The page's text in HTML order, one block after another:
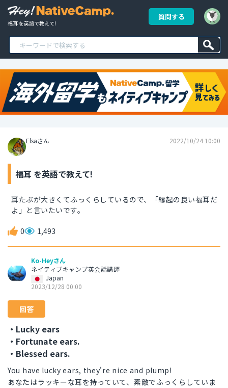
福耳 を英語で教えて!
質問する
Elsaさん 2022/10/24 10:00
福耳 を英語で教えて!
耳たぶが大きくてふっくらしているので、「縁起の良い福耳だ
よ」と言いたいです。
0 1,493
Ko-Heyさん
ネイティブキャンプ英会話講師
Japan
2023/12/28 00:00
回答
・Lucky ears
・Fortunate ears.
・Blessed ears.
You have lucky ears, they're nice and plump!
あなたはラッキーな耳を持っていて、素敵でふっくらしていま